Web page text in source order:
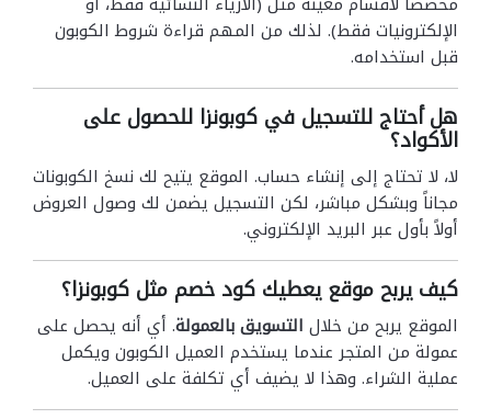
الإلكترونيات فقط). لذلك من المهم قراءة شروط الكوبون
قبل استخدامه.
هل أحتاج للتسجيل في كوبونزا للحصول على
الأكواد؟
لا، لا تحتاج إلى إنشاء حساب. الموقع يتيح لك نسخ الكوبونات
مجاناً وبشكل مباشر، لكن التسجيل يضمن لك وصول العروض
أولاً بأول عبر البريد الإلكتروني.
كيف يربح موقع يعطيك كود خصم مثل كوبونزا؟
الموقع يربح من خلال التسويق بالعمولة. أي أنه يحصل على
عمولة من المتجر عندما يستخدم العميل الكوبون ويكمل
عملية الشراء. وهذا لا يضيف أي تكلفة على العميل.